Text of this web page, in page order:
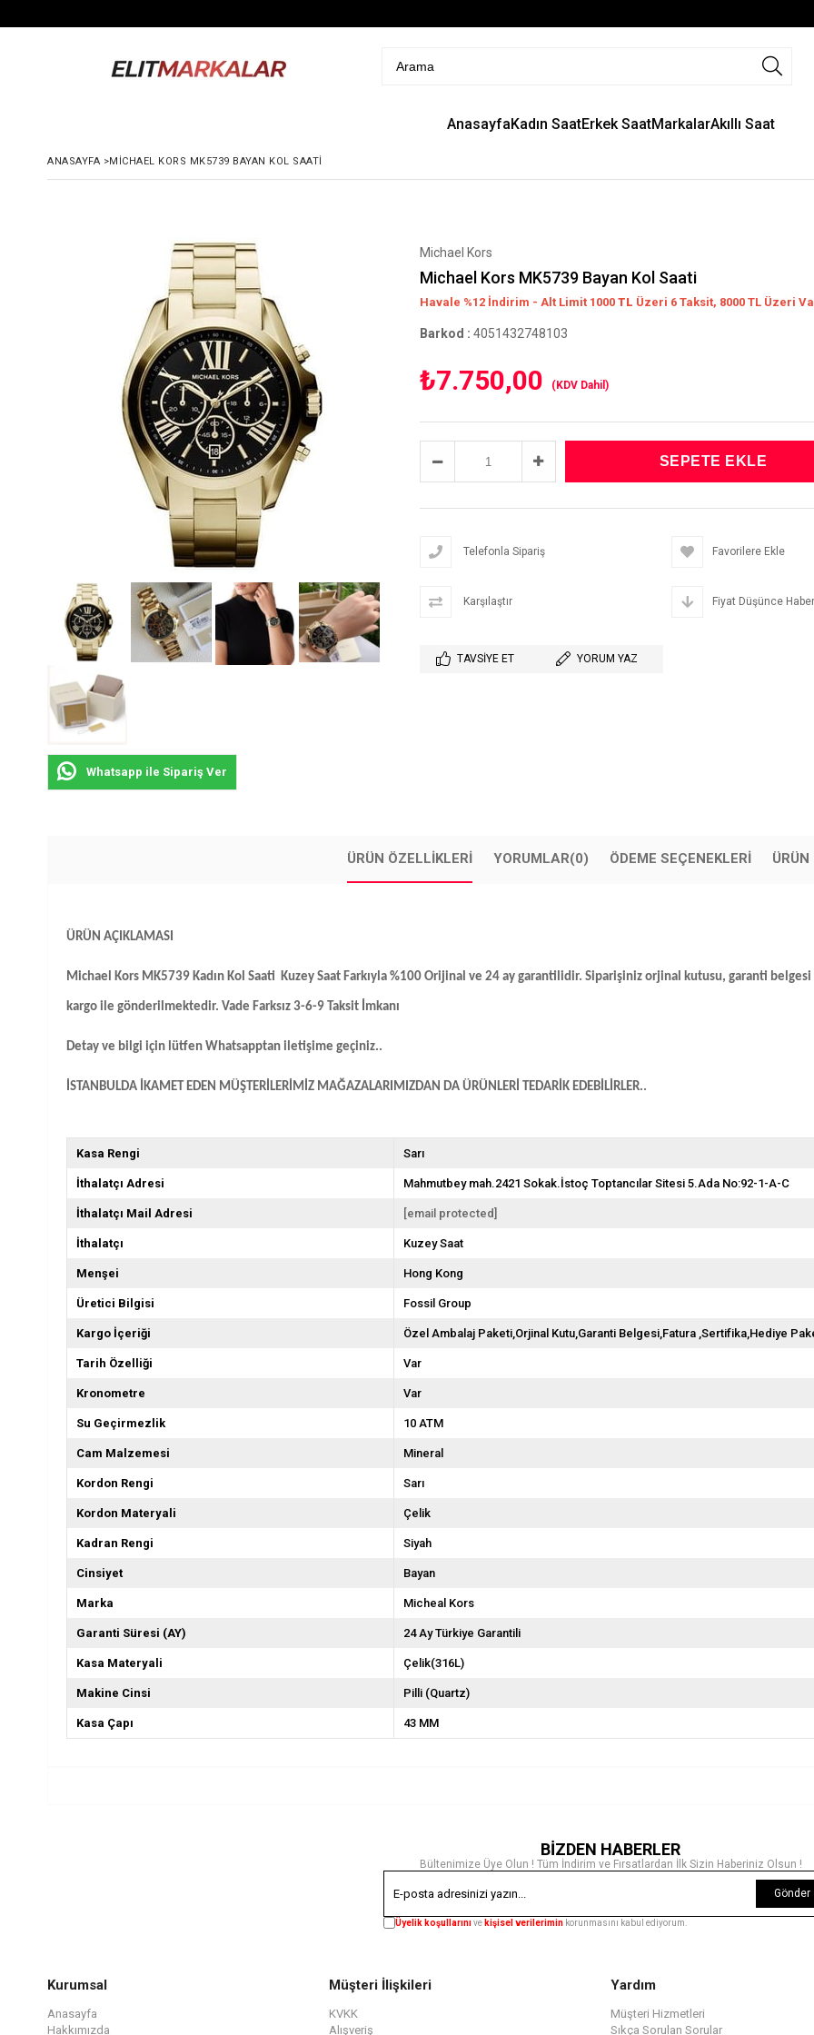
AnasayfaKadın SaatErkek SaatMarkalarAkıllı Saat
ANASAYFA >MICHAEL KORS MK5739 BAYAN KOL SAATI
Whatsapp ile Sipariş Ver
Michael Kors
Michael Kors MK5739 Bayan Kol Saati
Havale %12 İndirim - Alt Limit 1000 TL Üzeri 6 Taksit, 8000 TL Üzeri
Barkod : 4051432748103
₺7.750,00 (KDV Dahil)
Telefonla Sipariş Favorilere Ekle
Karşılaştır Fiyat Düşünce
TAVSIYE ET YORUM YAZ
ÜRÜN ÖZELLIKLERI YORUMLAR(0) ÖDEME SEÇENEKLERI ÜRÜN
ÜRÜN AÇIKLAMASI
Michael Kors MK5739 Kadın Kol Saati Kuzey Saat Farkıyla %100 Orijinal ve 24 ay garantilidir. Siparişiniz orjinal kutusu, garanti
kargo ile gönderilmektedir. Vade Farksız 3-6-9 Taksit İmkanı
Detay ve bilgi için lütfen Whatsapptan iletişime geçiniz..
İSTANBULDA İKAMET EDEN MÜŞTERİLERİMİZ MAĞAZALARIMIZDAN DA ÜRÜNLERİ TEDARİK EDEBİLİRLER..
Kasa Rengi Sarı
İthalatçı Adresi Mahmutbey mah.2421 Sokak.İstoç Toptancılar Sitesi 5.Ada No:92-1-A-C
İthalatçı Mail Adresi [email protected]
İthalatçı Kuzey Saat
Menşei Hong Kong
Üretici Bilgisi Fossil Group
Kargo İçeriği Özel Ambalaj Paketi,Orjinal Kutu,Garanti Belgesi,Fatura ,Sertifika,Hediye
Tarih Özelliği Var
Kronometre Var
Su Geçirmezlik 10 ATM
Cam Malzemesi Mineral
Kordon Rengi Sarı
Kordon Materyali Çelik
Kadran Rengi Siyah
Cinsiyet Bayan
Marka Micheal Kors
Garanti Süresi (AY) 24 Ay Türkiye Garantili
Kasa Materyali Çelik(316L)
Makine Cinsi Pilli (Quartz)
Kasa Çapı 43 MM
BİZDEN HABERLER
Bültenimize Üye Olun ! Tüm İndirim ve Fırsatlardan İlk Sizin Haberiniz Olsun !
Gönder
Üyelik koşullarınıve kişisel verilerimin korunmasını kabul ediyorum.
Kurumsal
Anasayfa
Hakkımızda
Müşteri İlişkileri
KVKK
Alışveriş
Yardım
Müşteri Hizmetleri
Sıkça Sorulan Sorular